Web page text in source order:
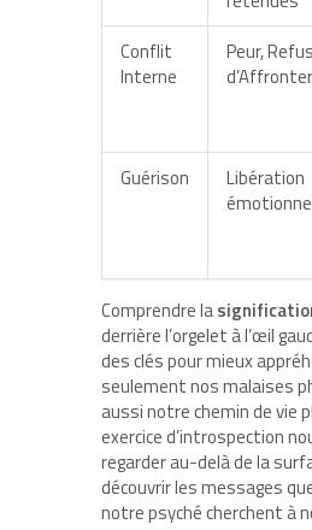
Conflit
Interne
Peur, Refus
d’Affronter
Guérison
Libération
Comprendre la
derrière l’orgelet à l’œil
des clés pour mieux
seulement nos malaises
aussi notre chemin de vie
exercice d’introspection
regarder au-delà de la
découvrir les messages
notre psyché cherchent à